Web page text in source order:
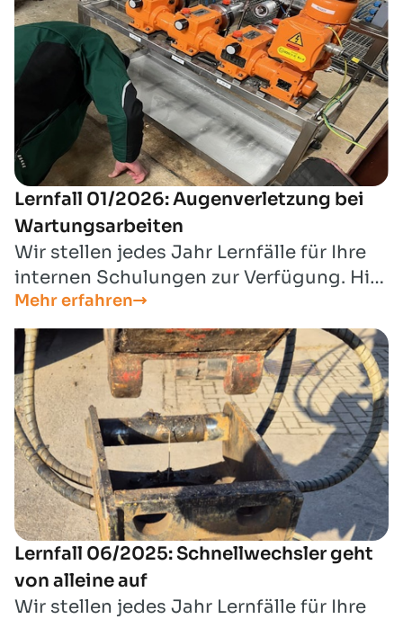
Lernfall 01/2026: Augenverletzung bei
Wartungsarbeiten
Wir stellen jedes Jahr Lernfälle für Ihre
internen Schulungen zur Verfügung. Hier
finden Sie den Lernfall für den Monat
Januar 2026.
Mehr erfahren
Lernfall 06/2025: Schnellwechsler geht
von alleine auf
Wir stellen jedes Jahr Lernfälle für Ihre